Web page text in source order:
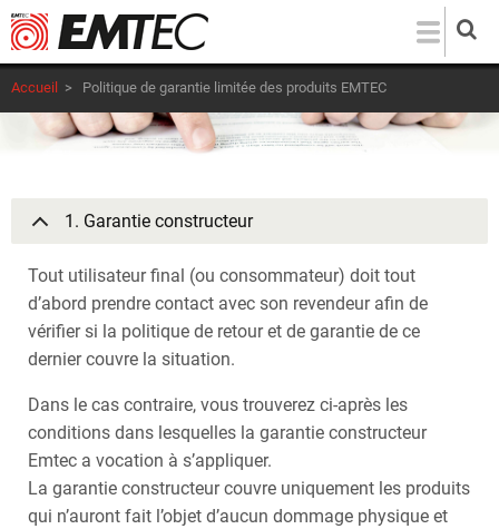
Aller
au
contenu
principal
Accueil > Politique de garantie limitée des produits EMTEC
1. Garantie constructeur
Tout utilisateur final (ou consommateur) doit tout
d’abord prendre contact avec son revendeur afin de
vérifier si la politique de retour et de garantie de ce
dernier couvre la situation.
Dans le cas contraire, vous trouverez ci-après les
conditions dans lesquelles la garantie constructeur
Emtec a vocation à s’appliquer.
La garantie constructeur couvre uniquement les produits
qui n’auront fait l’objet d’aucun dommage physique et